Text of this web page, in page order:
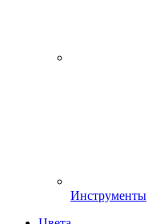
Инструменты